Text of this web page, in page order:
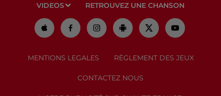
VIDEOS RETROUVEZ UNE CHANSON
MENTIONS LEGALES RÈGLEMENT DES JEUX
CONTACTEZ NOUS